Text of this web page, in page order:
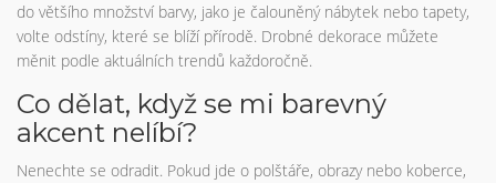
do většího množství barvy, jako je čalouněný nábytek nebo tapety,
volte odstíny, které se blíží přírodě. Drobné dekorace můžete
měnit podle aktuálních trendů každoročně.
Co dělat, když se mi barevný
akcent nelíbí?
Nenechte se odradit. Pokud jde o polštáře, obrazy nebo koberce,